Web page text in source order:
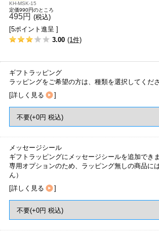
KH-MSK-15
定価990円のところ
495円 (税込)
[5ポイント進呈 ]
3.00 (1件)
ギフトラッピング
ラッピングをご希望の方は、種類を選択してくださ
[詳しく見る ]
メッセージシール
ギフトラッピングにメッセージシールを追加でき
専用オプションのため、ラッピング無しの商品に
ん）
[詳しく見る ]